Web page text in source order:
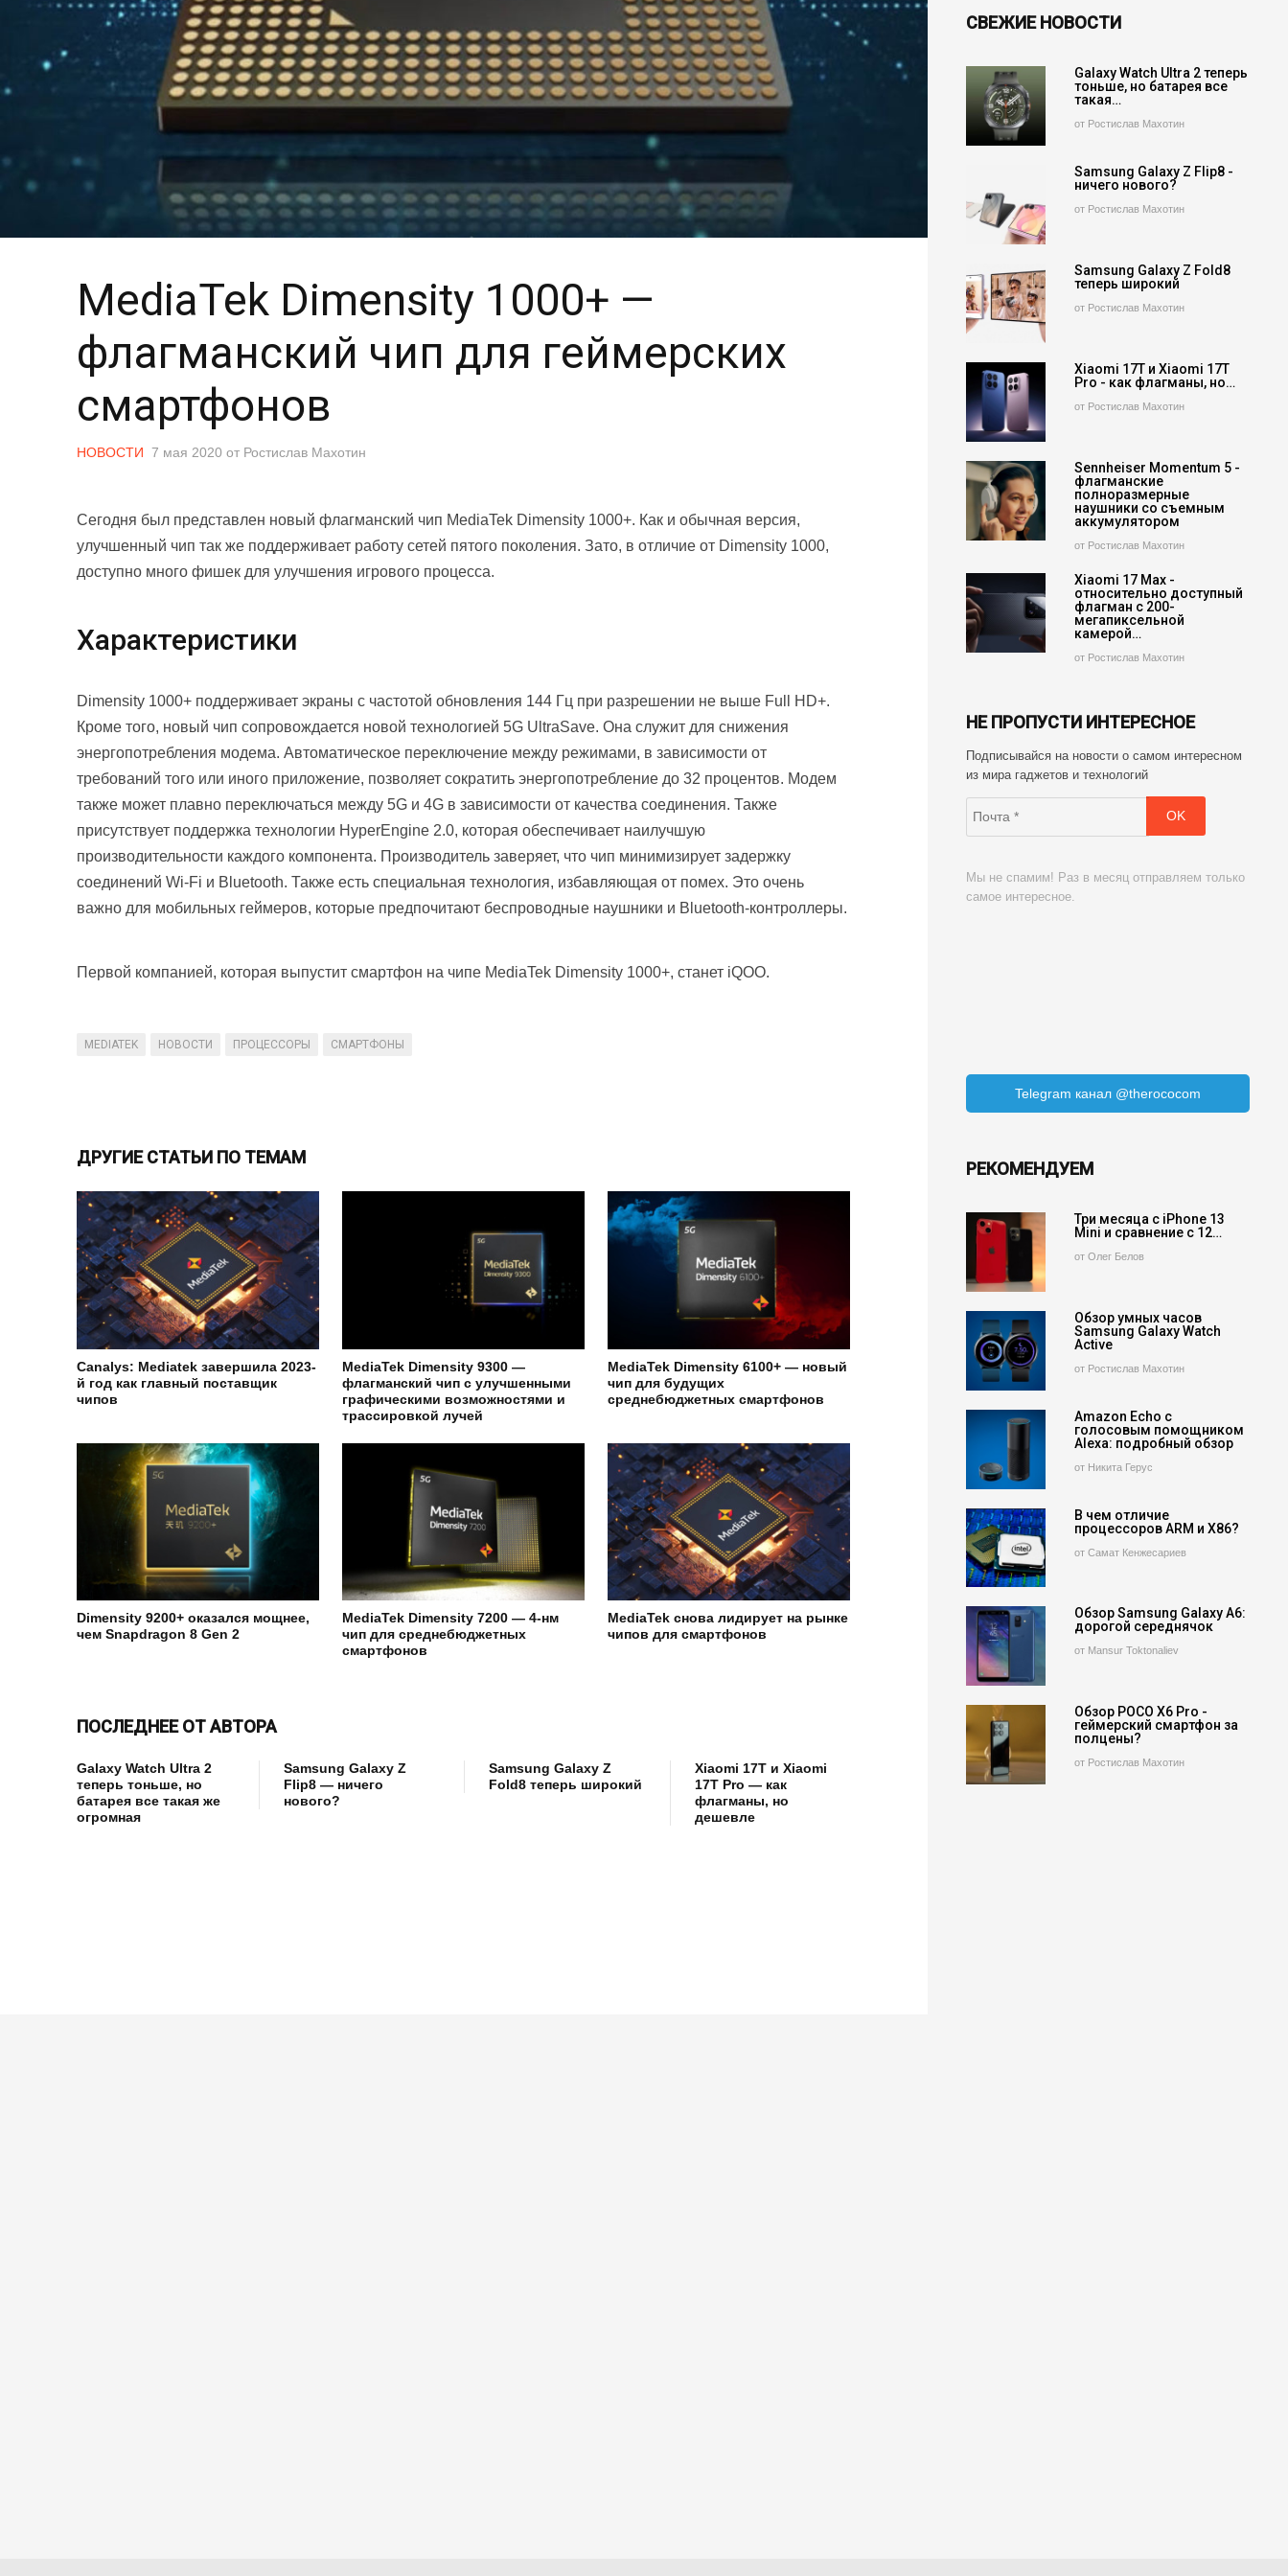
MediaTek Dimensity 1000+ —
флагманский чип для геймерских
смартфонов
НОВОСТИ 7 мая 2020 от Ростислав Махотин
Сегодня был представлен новый флагманский чип MediaTek Dimensity 1000+. Как и обычная версия,
улучшенный чип так же поддерживает работу сетей пятого поколения. Зато, в отличие от Dimensity 1000,
доступно много фишек для улучшения игрового процесса.
Характеристики
Dimensity 1000+ поддерживает экраны с частотой обновления 144 Гц при разрешении не выше Full HD+.
Кроме того, новый чип сопровождается новой технологией 5G UltraSave. Она служит для снижения
энергопотребления модема. Автоматическое переключение между режимами, в зависимости от
требований того или иного приложение, позволяет сократить энергопотребление до 32 процентов. Модем
также может плавно переключаться между 5G и 4G в зависимости от качества соединения. Также
присутствует поддержка технологии HyperEngine 2.0, которая обеспечивает наилучшую
производительности каждого компонента. Производитель заверяет, что чип минимизирует задержку
соединений Wi-Fi и Bluetooth. Также есть специальная технология, избавляющая от помех. Это очень
важно для мобильных геймеров, которые предпочитают беспроводные наушники и Bluetooth-контроллеры.
Первой компанией, которая выпустит смартфон на чипе MediaTek Dimensity 1000+, станет iQOO.
MEDIATEK НОВОСТИ ПРОЦЕССОРЫ СМАРТФОНЫ
ДРУГИЕ СТАТЬИ ПО ТЕМАМ
Canalys: Mediatek завершила 2023-
й год как главный поставщик
чипов
MediaTek Dimensity 9300 —
флагманский чип с улучшенными
графическими возможностями и
трассировкой лучей
MediaTek Dimensity 6100+ — новый
чип для будущих
среднебюджетных смартфонов
Dimensity 9200+ оказался мощнее,
чем Snapdragon 8 Gen 2
MediaTek Dimensity 7200 — 4-нм
чип для среднебюджетных
смартфонов
MediaTek снова лидирует на рынке
чипов для смартфонов
ПОСЛЕДНЕЕ ОТ АВТОРА
Galaxy Watch Ultra 2
теперь тоньше, но
батарея все такая же
огромная
Samsung Galaxy Z
Flip8 — ничего
нового?
Samsung Galaxy Z
Fold8 теперь широкий
Xiaomi 17T и Xiaomi
17T Pro — как
флагманы, но
дешевле
СВЕЖИЕ НОВОСТИ
Galaxy Watch Ultra 2 теперь
тоньше, но батарея все
такая…
от Ростислав Махотин
Samsung Galaxy Z Flip8 -
ничего нового?
от Ростислав Махотин
Samsung Galaxy Z Fold8
теперь широкий
от Ростислав Махотин
Xiaomi 17T и Xiaomi 17T
Pro - как флагманы, но…
от Ростислав Махотин
Sennheiser Momentum 5 -
флагманские
полноразмерные
наушники со съемным
аккумулятором
от Ростислав Махотин
Xiaomi 17 Max -
относительно доступный
флагман с 200-
мегапиксельной
камерой…
от Ростислав Махотин
НЕ ПРОПУСТИ ИНТЕРЕСНОЕ
Подписывайся на новости о самом интересном
из мира гаджетов и технологий
Мы не спамим! Раз в месяц отправляем только
самое интересное.
Telegram канал @therococom
РЕКОМЕНДУЕМ
Три месяца с iPhone 13
Mini и сравнение с 12…
от Олег Белов
Обзор умных часов
Samsung Galaxy Watch
Active
от Ростислав Махотин
Amazon Echo с
голосовым помощником
Alexa: подробный обзор
от Никита Герус
В чем отличие
процессоров ARM и X86?
от Самат Кенжесариев
Обзор Samsung Galaxy A6:
дорогой середнячок
от Mansur Toktonaliev
Обзор POCO X6 Pro -
геймерский смартфон за
полцены?
от Ростислав Махотин